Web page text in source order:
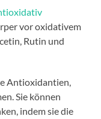
vor oxidativem
Rutin und
Antioxidantien,
Sie können
indem sie die